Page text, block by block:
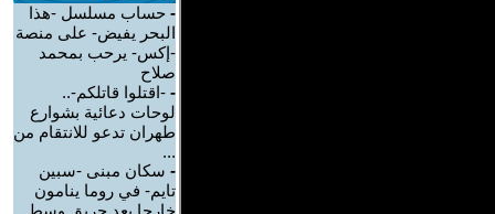
- حساب مسلسل -هذا
البحر يفيض- على منصة
-إكس- يرحب بمحمد
صلاح
- -اقتلوا قاتلكم-..
لوحات دعائية بشوارع
طهران تدعو للانتقام من
...
- سكان مبنى -سبين
تايم- في روما ينامون
خارجا بعد حريق وسط